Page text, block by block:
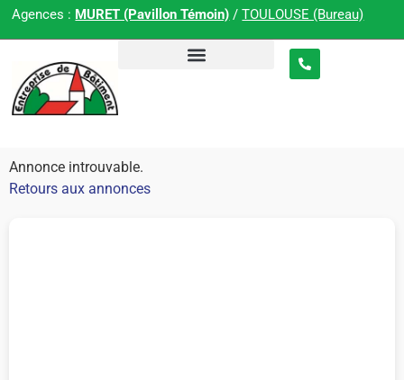
Agences : MURET (Pavillon Témoin) /TOULOUSE (Bureau)
Annonce introuvable.
Retours aux annonces